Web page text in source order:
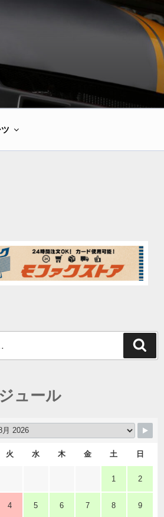
索
ュール
火 水 木 金 土 日
1 2
4 5 6 7 8 9